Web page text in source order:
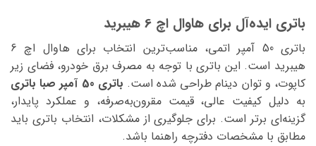
باتری ایده‌آل برای هاوال اچ 6 هیبرید
باتری 50 آمپر اتمی، مناسب‌ترین انتخاب برای هاوال اچ 6
هیبرید است. این باتری با توجه به مصرف برق خودرو، فضای زیر
کاپوت، و توان دینام طراحی شده است. باتری 50 آمپر صبا باتری
به دلیل کیفیت عالی، قیمت مقرون‌به‌صرفه، و عملکرد پایدار،
گزینه‌ای برتر است. برای جلوگیری از مشکلات، انتخاب باتری باید
مطابق با مشخصات دفترچه راهنما باشد.